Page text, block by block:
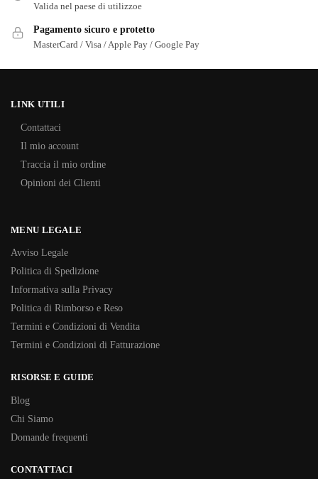
Valida nel paese di utilizzoe
Pagamento sicuro e protetto
MasterCard / Visa / Apple Pay / Google Pay
LINK UTILI
Contattaci
Il mio account
Traccia il mio ordine
Opinioni dei Clienti
MENU LEGALE
Avviso Legale
Politica di Spedizione
Informativa sulla Privacy
Politica di Rimborso e Reso
Termini e Condizioni di Vendita
Termini e Condizioni di Fatturazione
RISORSE E GUIDE
Blog
Chi Siamo
Domande frequenti
CONTATTACI